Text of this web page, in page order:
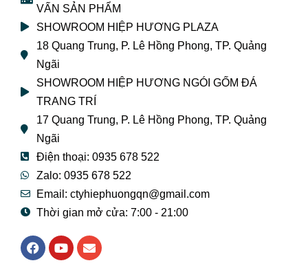
VẤN SẢN PHẨM
SHOWROOM HIỆP HƯƠNG PLAZA
18 Quang Trung, P. Lê Hồng Phong, TP. Quảng
Ngãi
SHOWROOM HIỆP HƯƠNG NGÓI GỐM ĐÁ
TRANG TRÍ
17 Quang Trung, P. Lê Hồng Phong, TP. Quảng
Ngãi
Điện thoại: 0935 678 522
Zalo: 0935 678 522
Email: ctyhiephuongqn@gmail.com
Thời gian mở cửa: 7:00 - 21:00
F
a
Y
o
E
n